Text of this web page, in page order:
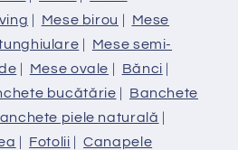
| Mese birou | Mese
| Mese semi-
| Mese ovale | Bănci |
bucătărie | Banchete
piele naturală |
| Fotolii |Canapele